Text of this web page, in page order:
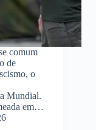
comum
de
o
Mundial.
em…